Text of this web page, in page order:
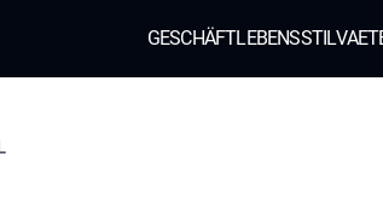
GESCHÄFTLEBENSSTILVAE